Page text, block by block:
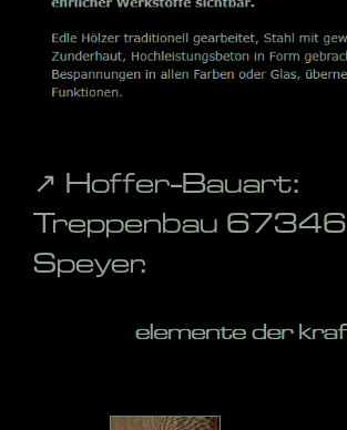
↗️ Hoffer-Bauart:
Treppenbau 67346
Speyer.